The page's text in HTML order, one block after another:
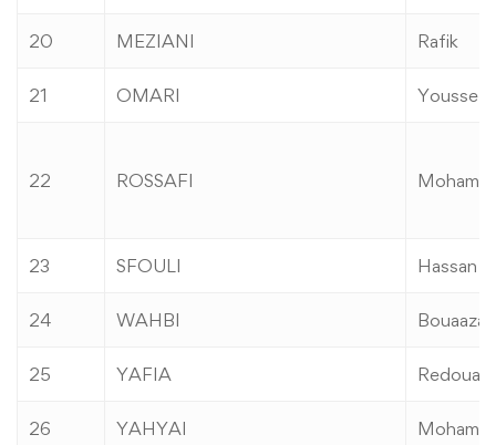
20 MEZIANI Rafik
21 OMARI Youssef
22 ROSSAFI
23 SFOULI Hassan
24 WAHBI Bouaaza
25 YAFIA
26 YAHYAI